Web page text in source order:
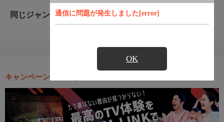
通信に問題が発生しました[error]
OK
同じジャンルのおすすめ番組
キャンペーン・お得な情報